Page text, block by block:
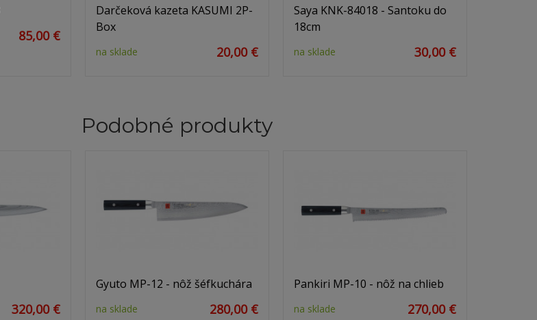
85,00 €
Darčeková kazeta KASUMI 2P-
Box
na sklade 20,00 €
Saya KNK-84018 - Santoku do
18cm
na sklade 30,00 €
Podobné produkty
320,00 €
Gyuto MP-12 - nôž šéfkuchára
na sklade 280,00 €
Pankiri MP-10 - nôž na chlieb
na sklade 270,00 €